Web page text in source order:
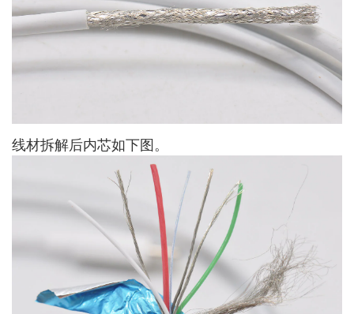
线材拆解后内芯如下图。